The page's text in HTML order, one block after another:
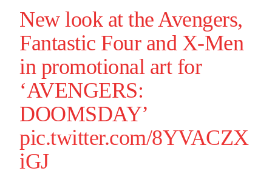
New look at the Avengers,
Fantastic Four and X-Men
in promotional art for
‘AVENGERS:
DOOMSDAY’
pic.twitter.com/8YVACZX
iGJ